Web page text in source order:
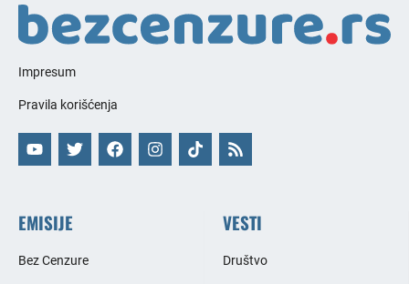
Impresum
Pravila korišćenja
EMISIJE
Bez Cenzure
VESTI
Društvo